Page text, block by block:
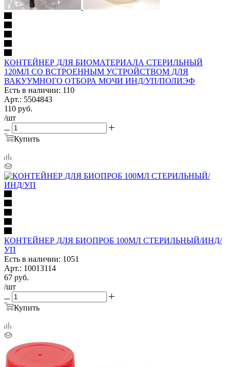
КОНТЕЙНЕР ДЛЯ БИОМАТЕРИАЛА СТЕРИЛЬНЫЙ
120МЛ СО ВСТРОЕННЫМ УСТРОЙСТВОМ ДЛЯ
ВАКУУМНОГО ОТБОРА МОЧИ ИНД/УП/ПОЛИЭФ
Есть в наличии: 110
Арт.: 5504843
110 руб.
/шт
Купить
КОНТЕЙНЕР ДЛЯ БИОПРОБ 100МЛ СТЕРИЛЬНЫЙ/ИНД/
УП
Есть в наличии: 1051
Арт.: 10013114
67 руб.
/шт
Купить